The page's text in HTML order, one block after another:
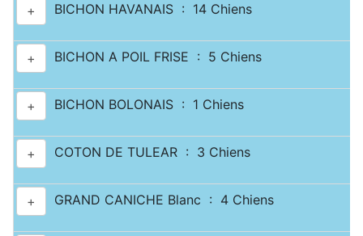
+ BICHON HAVANAIS : 14 Chiens
+ BICHON A POIL FRISE : 5 Chiens
+ BICHON BOLONAIS : 1 Chiens
+ COTON DE TULEAR : 3 Chiens
+ GRAND CANICHE Blanc : 4 Chiens